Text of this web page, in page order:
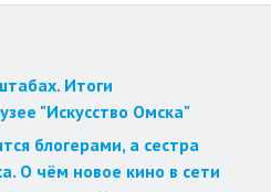
Итоги
"Искусство Омска"
блогерами, а сестра
О чём новое кино в сети